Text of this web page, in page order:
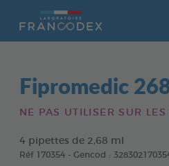
Fipromedic
NE PAS UTILISER SUR LES
4 pipettes de 2,68 ml
Réf 170354 - Gencod :